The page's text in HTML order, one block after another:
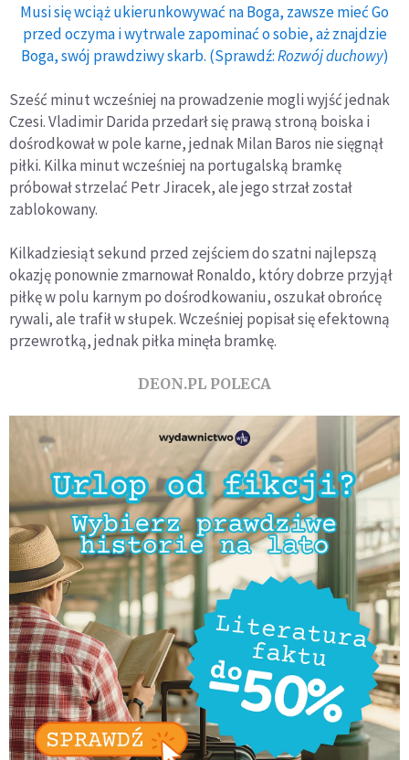
Musi się wciąż ukierunkowywać na Boga, zawsze mieć Go
przed oczyma i wytrwale zapominać o sobie, aż znajdzie
Boga, swój prawdziwy skarb. (Sprawdź:Rozwój duchowy)
Sześć minut wcześniej na prowadzenie mogli wyjść jednak
Czesi. Vladimir Darida przedarł się prawą stroną boiska i
dośrodkował w pole karne, jednak Milan Baros nie sięgnął
piłki. Kilka minut wcześniej na portugalską bramkę
próbował strzelać Petr Jiracek, ale jego strzał został
zablokowany.
Kilkadziesiąt sekund przed zejściem do szatni najlepszą
okazję ponownie zmarnował Ronaldo, który dobrze przyjął
piłkę w polu karnym po dośrodkowaniu, oszukał obrońcę
rywali, ale trafił w słupek. Wcześniej popisał się efektowną
przewrotką, jednak piłka minęła bramkę.
DEON.PL POLECA